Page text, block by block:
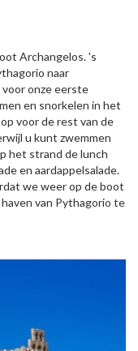
Archangelos. 's
naar
voor onze eerste
en snorkelen in het
voor de rest van de
u kunt zwemmen
het strand de lunch
en aardappelsalade.
we weer op de boot
van Pythagorio te